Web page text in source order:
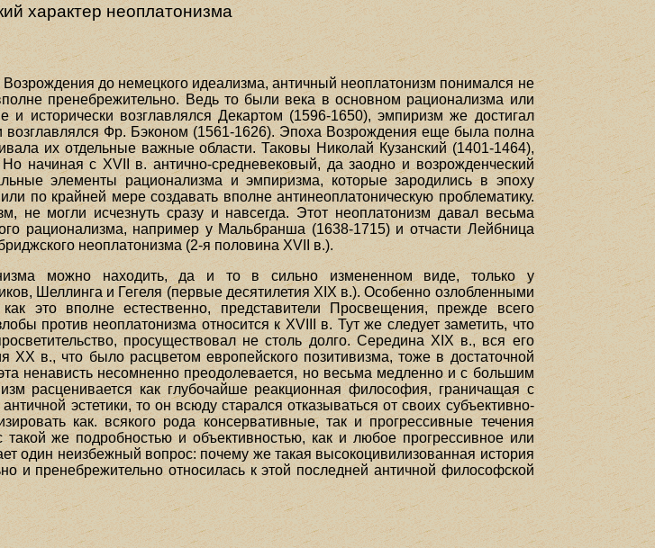
характер неоплатонизма
до немецкого идеализма, античный неоплатонизм понимался не
пренебрежительно. Ведь то были века в основном рационализма или
исторически возглавлялся Декартом (1596-1650), эмпиризм же достигал
возглавлялся Фр. Бэконом (1561-1626). Эпоха Возрождения еще была полна
их отдельные важные области. Таковы Николай Кузанский (1401-1464),
начиная с XVII в. антично-средневековый, да заодно и возрожденческий
элементы рационализма и эмпиризма, которые зародились в эпоху
по крайней мере создавать вполне антинеоплатоническую проблематику.
не могли исчезнуть сразу и навсегда. Этот неоплатонизм давал весьма
рационализма, например у Мальбранша (1638-1715) и отчасти Лейбница
неоплатонизма (2-я половина XVII в.).
можно находить, да и то в сильно измененном виде, только у
Шеллинга и Гегеля (первые десятилетия XIX в.). Особенно озлобленными
это вполне естественно, представители Просвещения, прежде всего
против неоплатонизма относится к XVIII в. Тут же следует заметить, что
просуществовал не столь долго. Середина XIX в., вся его
в., что было расцветом европейского позитивизма, тоже в достаточной
ненависть несомненно преодолевается, но весьма медленно и с большим
расценивается как глубочайше реакционная философия, граничащая с
эстетики, то он всюду старался отказываться от своих субъективно-
как. всякого рода консервативные, так и прогрессивные течения
же подробностью и объективностью, как и любое прогрессивное или
один неизбежный вопрос: почему же такая высокоцивилизованная история
и пренебрежительно относилась к этой последней античной философской